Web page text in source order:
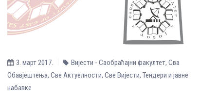
3. март 2017. Вијести - Саобраћајни факултет, Сва
Обавјештења, Све Aктуелности, Све Вијести, Тендери и јавне
набавке